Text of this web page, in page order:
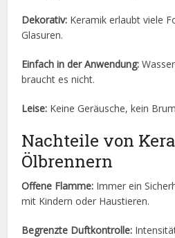
Dekorativ: Keramik erlaubt viele
Glasuren.
Einfach in der Anwendung:
braucht es nicht.
Leise: Keine Geräusche, kein
Nachteile von
Ölbrennern
Offene Flamme: Immer ein
mit Kindern oder Haustieren.
Begrenzte Duftkontrolle: